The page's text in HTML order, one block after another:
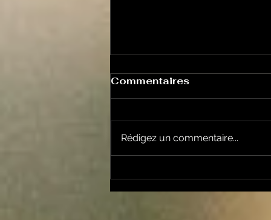
lundi 15 juin
Commentaires
Rédigez un commentaire...